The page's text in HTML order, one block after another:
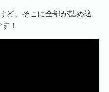
ど、そこに全部が詰め込
！